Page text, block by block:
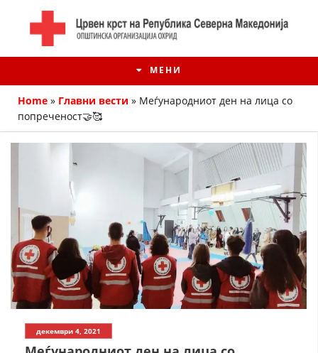
МЕНИ
ИСТОРИЈАТ НА ЦКРМ
ИСТОРИЈАТ НА ДВИЖЕЊЕТО
СТРУКТУРА НА ОРГАНИЗАЦИЈАТА
КОНТАКТ ИНФОРМАЦИИ
Home » Главни вести » Меѓународниот ден на лица со
попреченост🤝🥰
декември 4, 2021